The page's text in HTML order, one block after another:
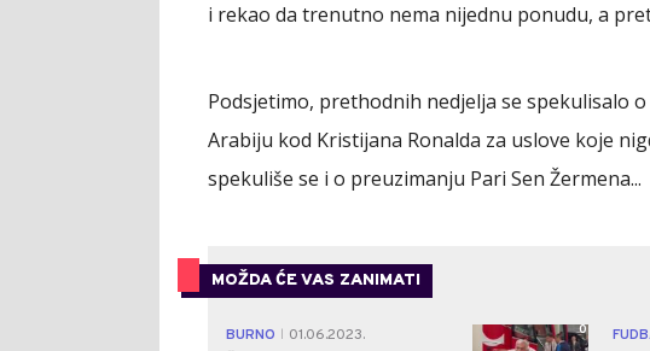
i rekao da trenutno nema nijednu ponudu, a
Podsjetimo, prethodnih nedjelja se spekulisalo
Arabiju kod Kristijana Ronalda za uslove koje
spekuliše se i o preuzimanju Pari Sen Žermena...
MOŽDA ĆE VAS ZANIMATI
BURNO
01.06.2023.
0